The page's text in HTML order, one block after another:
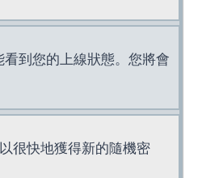
看到您的上線狀態。您將會
很快地獲得新的隨機密